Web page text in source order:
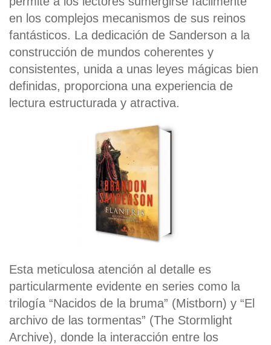
en los complejos mecanismos de sus reinos
fantásticos. La dedicación de Sanderson a la
construcción de mundos coherentes y
consistentes, unida a unas leyes mágicas bien
definidas, proporciona una experiencia de
lectura estructurada y atractiva.
Esta meticulosa atención al detalle es
particularmente evidente en series como la
trilogía “Nacidos de la bruma” (Mistborn) y “El
archivo de las tormentas” (The Stormlight
Archive), donde la interacción entre los